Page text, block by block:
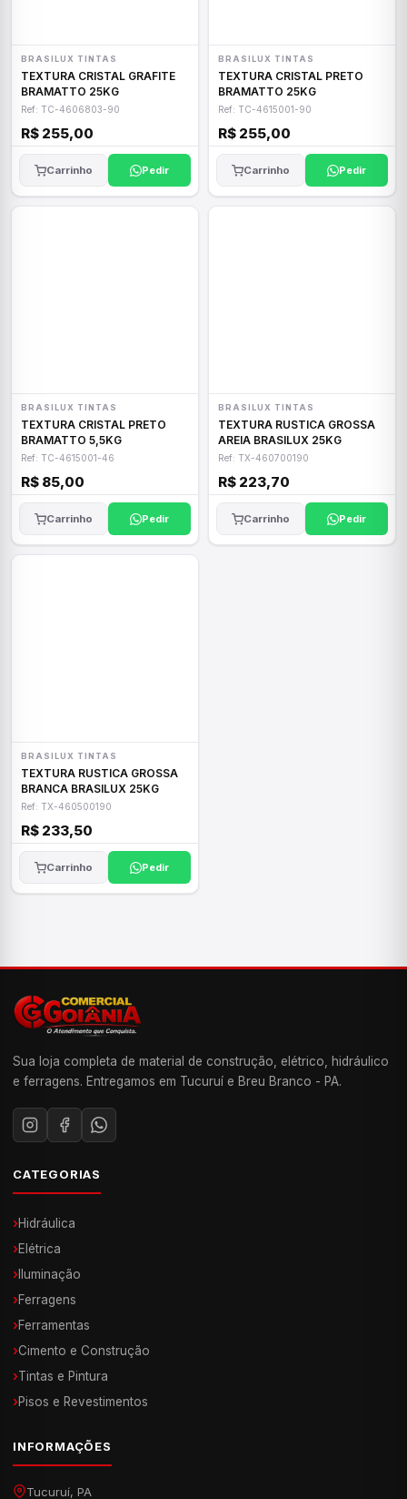
BRASILUX TINTAS
TEXTURA CRISTAL GRAFITE
BRAMATTO 25KG
Ref: TC-4606803-90
R$ 255,00
Carrinho Pedir
BRASILUX TINTAS
TEXTURA CRISTAL PRETO
BRAMATTO 25KG
Ref: TC-4615001-90
R$ 255,00
Carrinho Pedir
BRASILUX TINTAS
TEXTURA CRISTAL PRETO
BRAMATTO 5,5KG
Ref: TC-4615001-46
R$ 85,00
Carrinho Pedir
BRASILUX TINTAS
TEXTURA RUSTICA GROSSA
AREIA BRASILUX 25KG
Ref: TX-460700190
R$ 223,70
Carrinho Pedir
BRASILUX TINTAS
TEXTURA RUSTICA GROSSA
BRANCA BRASILUX 25KG
Ref: TX-460500190
R$ 233,50
Carrinho Pedir
Sua loja completa de material de construção, elétrico, hidráulico
e ferragens. Entregamos em Tucuruí e Breu Branco - PA.
CATEGORIAS
›Hidráulica
›Elétrica
› Iluminação
›Ferragens
›Ferramentas
›Cimento e Construção
›Tintas e Pintura
›Pisos e Revestimentos
INFORMAÇÕES
Tucuruí, PA